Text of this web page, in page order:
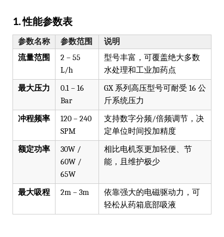
1. 性能参数表
参数名称 参数范围
说明
流量范围
2 – 55
L/h
型号丰富，可覆盖绝大多数
水处理和工业加药点
最大压力
0.1 – 16
Bar
GX 系列高压型号可耐受 16 公
斤系统压力
冲程频率
120 – 240
SPM
支持数字分频/倍频调节，决
定单位时间投加精度
额定功率
30W /
60W /
65W
相比电机泵更加轻便、节
能，且维护极少
最大吸程 2m – 3m
依靠强大的电磁驱动力，可
轻松从药箱底部吸液